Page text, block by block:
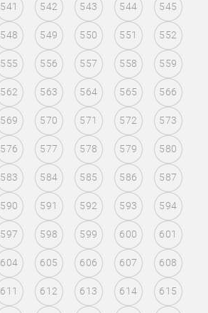
541 542 543 544 545
548 549 550 551 552
555 556 557 558 559
562 563 564 565 566
569 570 571 572 573
576 577 578 579 580
583 584 585 586 587
590 591 592 593 594
597 598 599 600 601
604 605 606 607 608
611 612 613 614 615